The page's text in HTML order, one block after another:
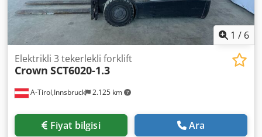
1 / 6
A-Tirol,Innsbruck 2.125 km
Elektrikli 3 tekerlekli forklift
Crown SCT6020-1.3
Fiyat bilgisi Ara